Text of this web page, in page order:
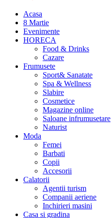
Acasa
8 Martie
Evenimente
HORECA
Food & Drinks
Cazare
Frumusete
Sport& Sanatate
Spa & Wellness
Slabire
Cosmetice
Magazine online
Saloane infrumusetare
Naturist
Moda
Femei
Barbati
Copii
Accesorii
Calatorii
Agentii turism
Companii aeriene
Inchirieri masini
Casa si gradina